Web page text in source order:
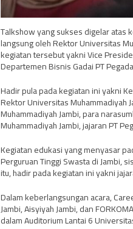
Talkshow yang sukses digelar atas
langsung oleh Rektor Universitas
kegiatan tersebut yakni Vice
Departemen Bisnis Gadai PT
Hadir pula pada kegiatan ini yakni
Rektor Universitas Muhammadiyah
Muhammadiyah Jambi, para
Muhammadiyah Jambi, jajaran PT
Kegiatan edukasi yang menyasar
Perguruan Tinggi Swasta di Jambi,
itu, hadir pada kegiatan ini yakni
Dalam keberlangsungan acara,
Jambi, Aisyiyah Jambi, dan
dalam Auditorium Lantai 6